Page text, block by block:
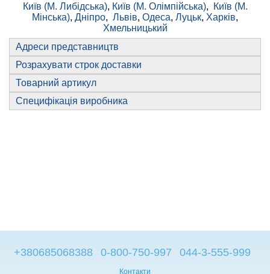
Київ (М. Либідська), Київ (М. Олімпійська),
Київ (М.
Мінська), Дніпро, Львів, Одеса, Луцьк, Харків,
Хмельницький
Адреси представництв
Розрахувати строк доставки
Товарний артикул
Специфікація виробника
+380685068388 0-800-750-997 044-3-555-999
Контакти